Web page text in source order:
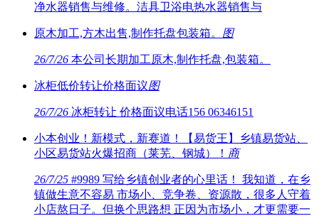
净水器销售与维修。洁具卫浴电热水器销售与
原木加工,方木出售,制作托盘包装箱。 图
26/7/26 本公司长期加工原木,制作托盘,包装箱。
冰柜低价转让价格面议图
26/7/26 冰柜转让 价格面议电话156 06346151
小本创业！新模式，新赛道！【易货王】乡镇易货站、
小区易货站火爆招商（莱芜、钢城）！ 商
26/7/25 #9989 写给乡镇创业者的心里话！ 我知道，在乡
镇做生意不容易 市场小、竞争卷、资源散，很多人守着
小店熬日子。但换个思路想 正因为市场小，才更需要一